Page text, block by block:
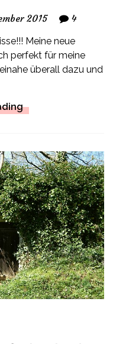
2015 4
Meine neue
perfekt für meine
überall dazu und